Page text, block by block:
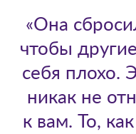
«Она
чтобы
себя плохо.
никак не
к вам. То,